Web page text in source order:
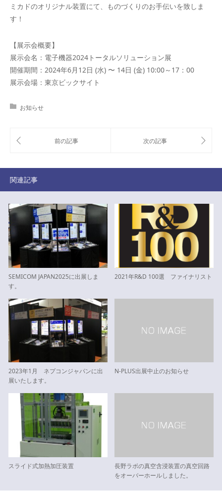
ミカドのオリジナル装置にて、ものづくりのお手伝いを致しま
す！
【展示会概要】
展示会名：電子機器2024トータルソリューション展
開催期間：2024年6月12日 (水) 〜 14日 (金) 10:00～17：00
展示会場：東京ビックサイト
お知らせ
関連記事
SEMICOM JAPAN2025に出展しま
す。
2021年R&D 100選 ファイナリスト
2023年1月 ネプコンジャパンに出
展いたします。
N-PLUS出展中止のお知らせ
スライド式加熱加圧装置
長野ラボの真空含浸装置の真空回路
をオーバーホールしました。